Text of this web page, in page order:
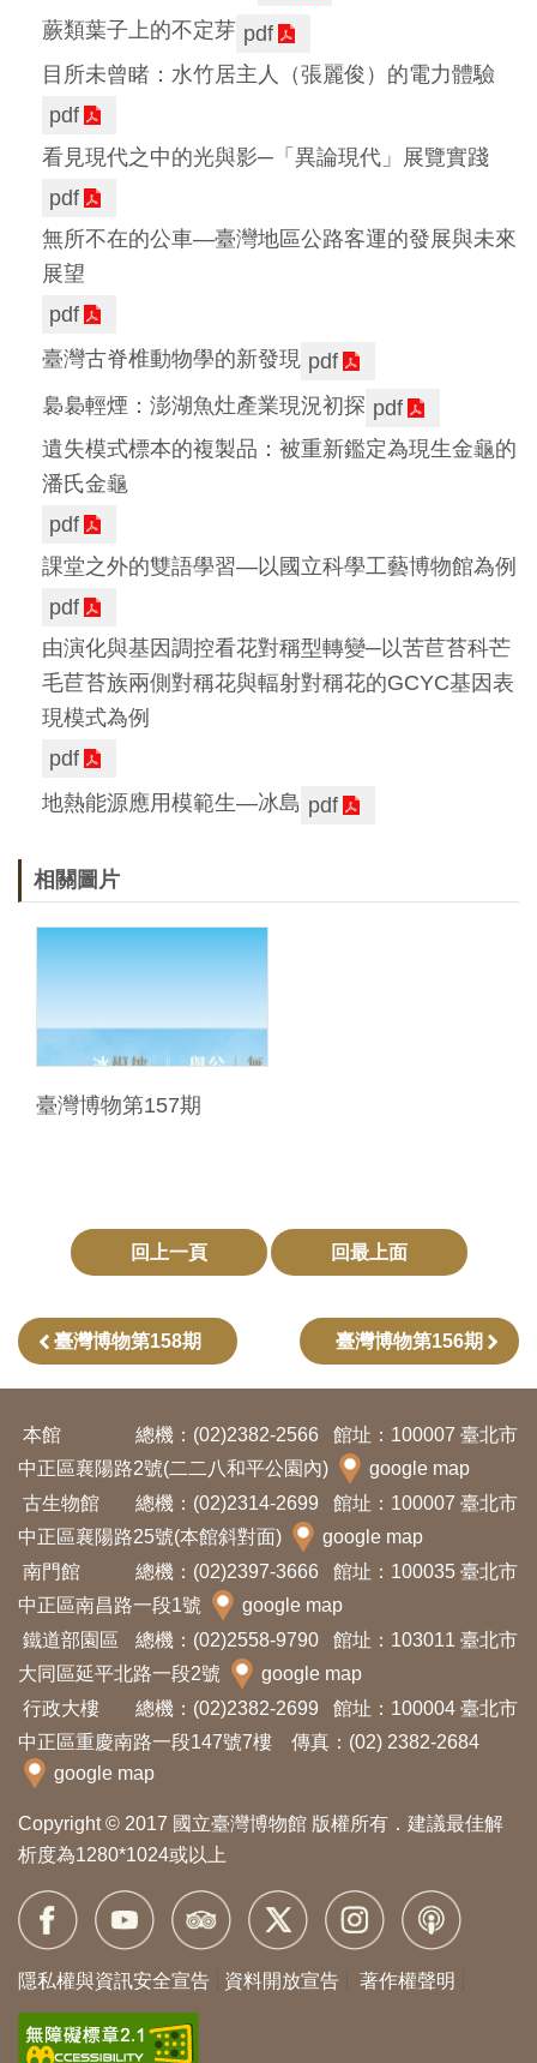
蕨類葉子上的不定芽 pdf
目所未曾睹：水竹居主人（張麗俊）的電力體驗
pdf
看見現代之中的光與影─「異論現代」展覽實踐
pdf
無所不在的公車―臺灣地區公路客運的發展與未來
展望
pdf
臺灣古脊椎動物學的新發現 pdf
裊裊輕煙：澎湖魚灶產業現況初探 pdf
遺失模式標本的複製品：被重新鑑定為現生金龜的
潘氏金龜
pdf
課堂之外的雙語學習—以國立科學工藝博物館為例
pdf
由演化與基因調控看花對稱型轉變─以苦苣苔科芒
毛苣苔族兩側對稱花與輻射對稱花的GCYC基因表
現模式為例
pdf
地熱能源應用模範生―冰島 pdf
相關圖片
臺灣博物第157期
回上一頁 回最上面
臺灣博物第158期 臺灣博物第156期
本館 總機：(02)2382-2566
館址：100007 臺北市
中正區襄陽路2號(二二八和平公園內)
google map
古生物館
總機：(02)2314-2699
館址：100007 臺北市
中正區襄陽路25號(本館斜對面)
google map
南門館
總機：(02)2397-3666
館址：100035 臺北市
中正區南昌路一段1號
google map
鐵道部園區
總機：(02)2558-9790
館址：103011 臺北市
大同區延平北路一段2號
google map
行政大樓
總機：(02)2382-2699
館址：100004 臺北市
中正區重慶南路一段147號7樓 傳真：(02) 2382-2684
google map
Copyright © 2017 國立臺灣博物館 版權所有．建議最佳解
析度為1280*1024或以上
隱私權與資訊安全宣告 資料開放宣告 著作權聲明